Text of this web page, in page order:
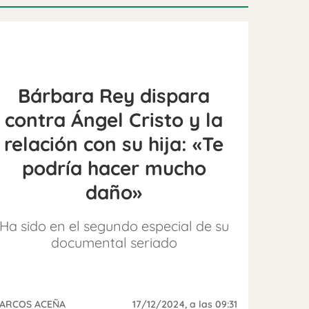
Bárbara Rey dispara
contra Ángel Cristo y la
relación con su hija: «Te
podría hacer mucho
daño»
sido en el segundo especial de su
documental seriado
ACEÑA 17/12/2024, a las 09:31